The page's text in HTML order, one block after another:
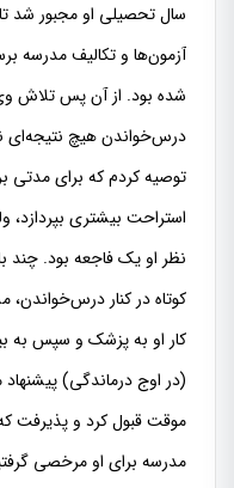
سال تحصیلی او مجبور شد
آزمون‌ها و تکالیف مدرسه
شده بود. از آن پس تلاش
درس‌خواندن هیچ نتیجه‌ای
توصیه کردم که برای مدتی
استراحت بیشتری بپردازد،
نظر او یک فاجعه بود. چند
کوتاه در کنار
کار او به پزشک و سپس به
(در اوج درماندگی)
موقت قبول کرد و پذیرفت
مدرسه برای او مرخصی